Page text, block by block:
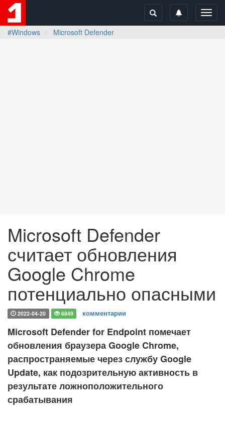
#Windows
Microsoft Defender
Microsoft Defender
считает обновления
Google Chrome
потенциально опасными
2022-04-20 6849 комментарии
Microsoft Defender for Endpoint помечает
обновления браузера Google Chrome,
распространяемые через службу Google
Update, как подозрительную активность в
результате ложноположительного
срабатывания